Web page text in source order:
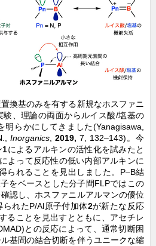
換基のみを有する新規なホスファニ
験、理論の両面からルイス酸/塩基の
らかにしてきました(Yanagisawa,
Inorganics 2019, 7, 132–143)。今
1によるアルキンの活性化を試みたと
よって反応性の低い内部アルキンに
られることを見出しました。P–B結
をベースとした分子間FLPではこの
認し、ホスファニルアルマンの優位
れたP/Al原子付加体2が新たな反応
ることを見出すとともに、アセチレ
との反応によって、通常切断困
基間の結合切断を伴うユニークな縮